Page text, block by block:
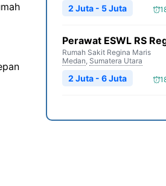
2 Juta - 5 Juta
Perawat ESWL RS
Rumah Sakit Regina Maris
Medan, Sumatera Utara
2 Juta - 6 Juta